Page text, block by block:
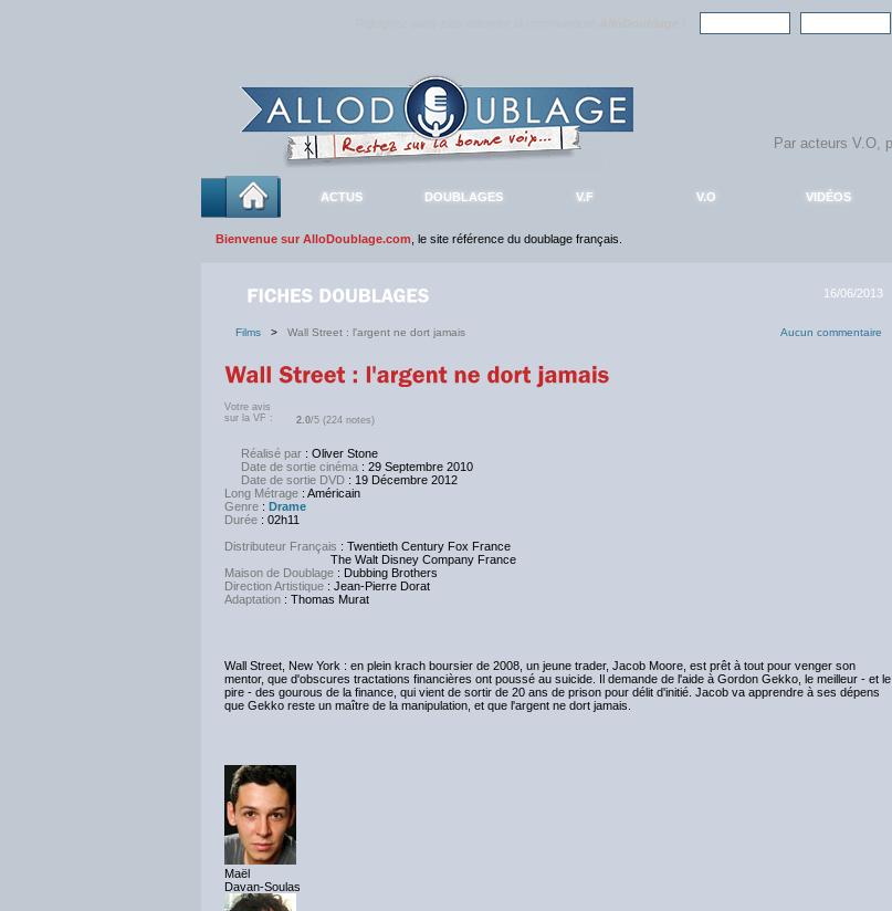
ACTUS DOUBLAGES V.F V.O VIDÉOS
Bienvenue sur AlloDoublage.com , le site référence du doublage français.
16/06/2013
Films > Wall Street : l'argent ne dort jamais Aucun commentaire
Votre avis
sur la VF :
2.0/5 (224 notes)
Réalisé par : Oliver Stone
Date de sortie cinéma : 29 Septembre 2010
Date de sortie DVD : 19 Décembre 2012
Long Métrage : Américain
Genre : Drame
Durée : 02h11
Distributeur Français : Twentieth Century Fox France
The Walt Disney Company France
Maison de Doublage : Dubbing Brothers
Direction Artistique : Jean-Pierre Dorat
Adaptation : Thomas Murat
Wall Street, New York : en plein krach boursier de 2008, un jeune trader, Jacob Moore, est prêt à tout pour venger son
mentor, que d'obscures tractations financières ont poussé au suicide. Il demande de l'aide à Gordon Gekko, le meilleur - et le
pire - des gourous de la finance, qui vient de sortir de 20 ans de prison pour délit d'initié. Jacob va apprendre à ses dépens
que Gekko reste un maître de la manipulation, et que l'argent ne dort jamais.
Maël
Davan-Soulas